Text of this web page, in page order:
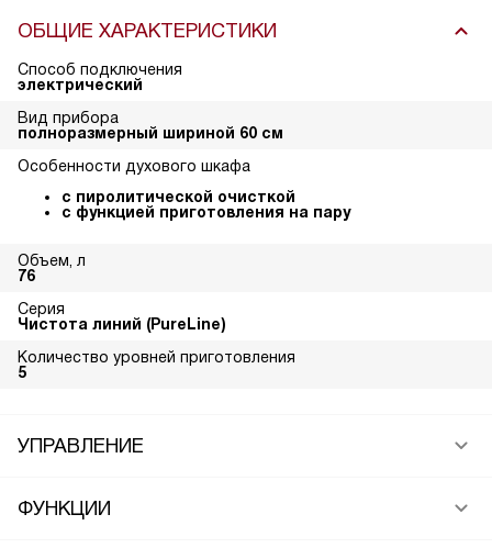
ОБЩИЕ ХАРАКТЕРИСТИКИ
Способ подключения
электрический
Вид прибора
полноразмерный шириной 60 см
Особенности духового шкафа
с пиролитической очисткой
с функцией приготовления на пару
Объем, л
76
Серия
Чистота линий (PureLine)
Количество уровней приготовления
5
УПРАВЛЕНИЕ
ФУНКЦИИ